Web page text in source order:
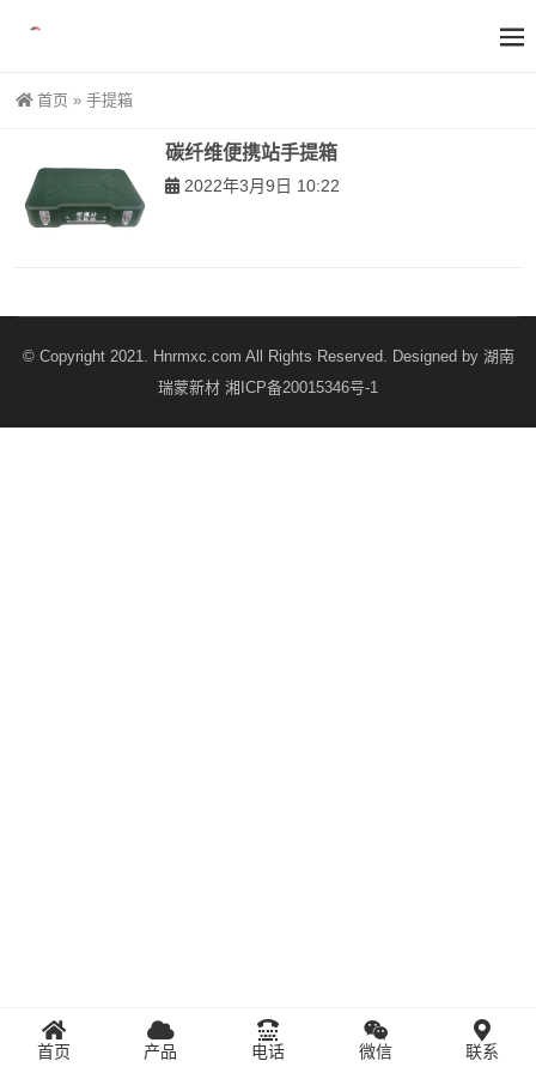
首页 » 手提箱
碳纤维便携站手提箱
2022年3月9日 10:22
© Copyright 2021. Hnrmxc.com All Rights Reserved. Designed by 湖南
瑞蒙新材 湘ICP备20015346号-1
首页 产品 电话 微信 联系